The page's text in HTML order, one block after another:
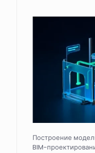
Построение
BIM-